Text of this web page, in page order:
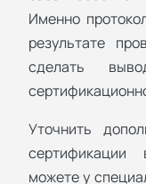
Именно
результате
сделать
Уточнить
сертификации
можете у